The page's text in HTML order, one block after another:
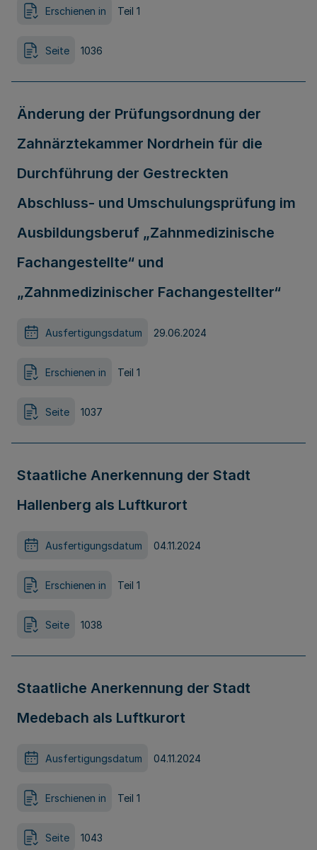
Erschienen in Teil 1
Seite 1036
Änderung der Prüfungsordnung der
Zahnärztekammer Nordrhein für die
Durchführung der Gestreckten
Abschluss- und Umschulungsprüfung im
Ausbildungsberuf „Zahnmedizinische
Fachangestellte“ und
„Zahnmedizinischer Fachangestellter“
Ausfertigungsdatum 29.06.2024
Erschienen in Teil 1
Seite 1037
Staatliche Anerkennung der Stadt
Hallenberg als Luftkurort
Ausfertigungsdatum 04.11.2024
Erschienen in Teil 1
Seite 1038
Staatliche Anerkennung der Stadt
Medebach als Luftkurort
Ausfertigungsdatum 04.11.2024
Erschienen in Teil 1
Seite 1043